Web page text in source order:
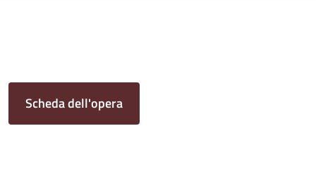
Scheda dell'opera